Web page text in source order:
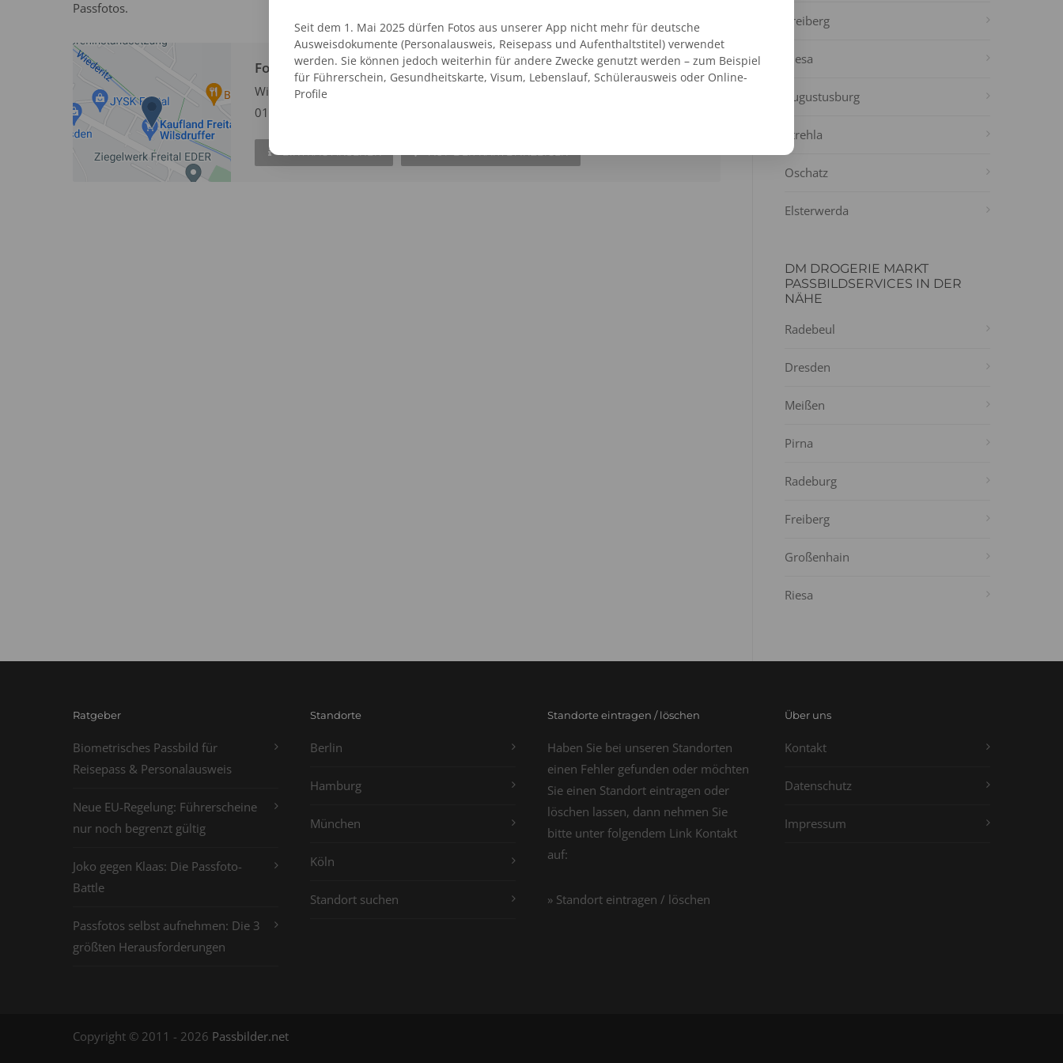
Passfotos.
Fotofix Automat Freital Kaufland
Wilsdruffer Straße 39
01705 Freital
EINTRAG ANSEHEN AUF DER KARTE ANZEIGEN
Freiberg
Riesa
Augustusburg
Strehla
Oschatz
Elsterwerda
DM DROGERIE MARKT
PASSBILDSERVICES IN DER
NÄHE
Radebeul
Dresden
Meißen
Pirna
Radeburg
Freiberg
Großenhain
Riesa
Ratgeber
Biometrisches Passbild für
Reisepass & Personalausweis
Neue EU-Regelung: Führerscheine
nur noch begrenzt gültig
Joko gegen Klaas: Die Passfoto-
Battle
Passfotos selbst aufnehmen: Die 3
größten Herausforderungen
Standorte
Berlin
Hamburg
München
Köln
Standort suchen
Standorte eintragen / löschen
Haben Sie bei unseren Standorten
einen Fehler gefunden oder möchten
Sie einen Standort eintragen oder
löschen lassen, dann nehmen Sie
bitte unter folgendem Link Kontakt
auf:
» Standort eintragen / löschen
Über uns
Kontakt
Datenschutz
Impressum
Copyright © 2011 - 2026 Passbilder.net
Seit dem 1. Mai 2025 dürfen Fotos aus unserer App nicht mehr für deutsche
Ausweisdokumente (Personalausweis, Reisepass und Aufenthaltstitel) verwendet
werden. Sie können jedoch weiterhin für andere Zwecke genutzt werden – zum Beispiel
für Führerschein, Gesundheitskarte, Visum, Lebenslauf, Schülerausweis oder Online-
Profile